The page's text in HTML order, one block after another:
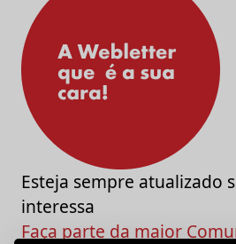
Esteja sempre atualizado
interessa
Faça parte da maior